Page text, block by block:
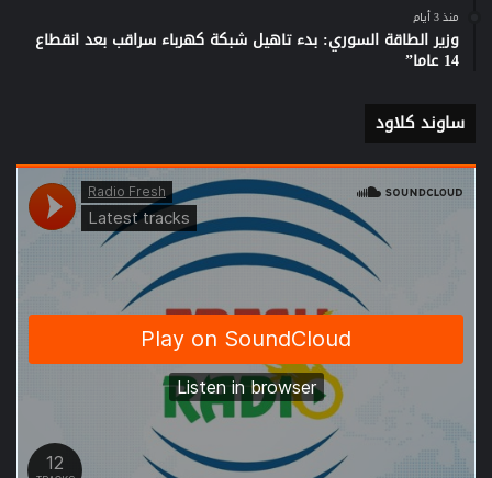
منذ 3 أيام
وزير الطاقة السوري: بدء تاهيل شبكة كهرباء سراقب بعد انقطاع
14 عاما”
ساوند كلاود